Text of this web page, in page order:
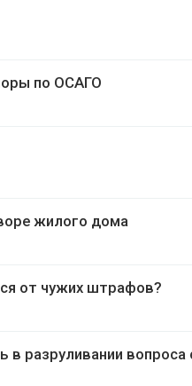
по ОСАГО
жилого дома
от чужих штрафов?
разруливании вопроса